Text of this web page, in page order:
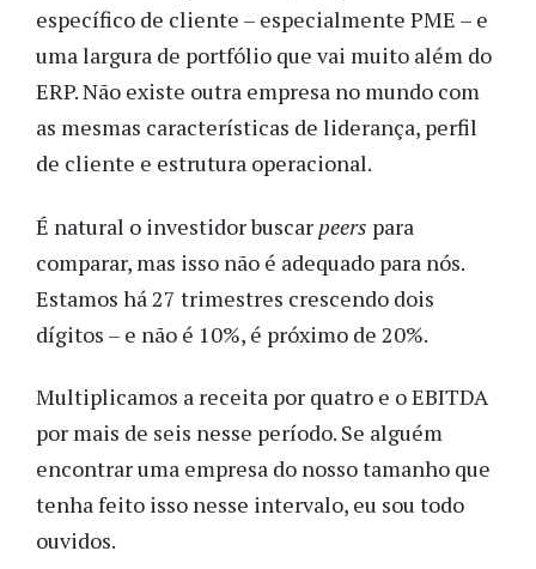
específico de cliente – especialmente PME – e
uma largura de portfólio que vai muito além do
ERP. Não existe outra empresa no mundo com
as mesmas características de liderança, perfil
de cliente e estrutura operacional.
É natural o investidor buscar peers para
comparar, mas isso não é adequado para nós.
Estamos há 27 trimestres crescendo dois
dígitos – e não é 10%, é próximo de 20%.
Multiplicamos a receita por quatro e o EBITDA
por mais de seis nesse período. Se alguém
encontrar uma empresa do nosso tamanho que
tenha feito isso nesse intervalo, eu sou todo
ouvidos.